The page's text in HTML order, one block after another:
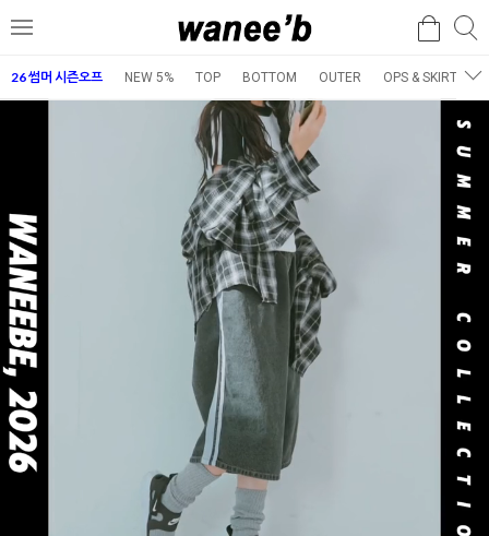
메
검
26 썸머 시즌오프 NEW 5% TOP BOTTOM OUTER OPS & SKIRT